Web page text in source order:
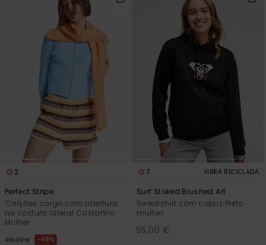
2
Perfect Stripe
Calções cargo com abertura
na costura lateral Castanho
Mulher
40,00 € 48%
7 FIBRA RECICLADA
Surf Stoked Brushed Art
Sweatshirt com capuz Preto
mulher
55,00 €